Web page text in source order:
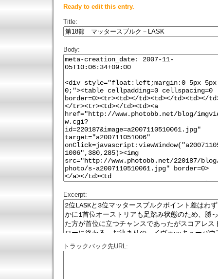
Ready to edit this entry.
Title:
Body:
Excerpt:
トラックバック先URL: